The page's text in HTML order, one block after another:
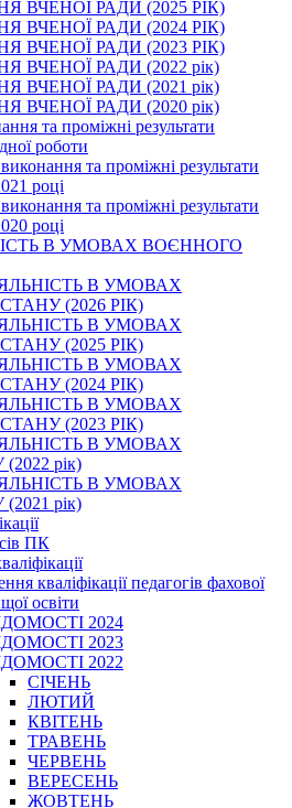
ВЧЕНОЇ РАДИ (2025 РІК)
ВЧЕНОЇ РАДИ (2024 РІК)
ВЧЕНОЇ РАДИ (2023 РІК)
ВЧЕНОЇ РАДИ (2022 рік)
ВЧЕНОЇ РАДИ (2021 рік)
ВЧЕНОЇ РАДИ (2020 рік)
та проміжні результати
роботи
та проміжні результати
році
та проміжні результати
році
В УМОВАХ ВОЄННОГО
В УМОВАХ
(2026 РІК)
В УМОВАХ
(2025 РІК)
В УМОВАХ
(2024 РІК)
В УМОВАХ
(2023 РІК)
В УМОВАХ
рік)
В УМОВАХ
рік)
ПК
кваліфікації педагогів фахової
освіти
2024
2023
2022
СІЧЕНЬ
ЛЮТИЙ
КВІТЕНЬ
ТРАВЕНЬ
ЧЕРВЕНЬ
ВЕРЕСЕНЬ
ЖОВТЕНЬ